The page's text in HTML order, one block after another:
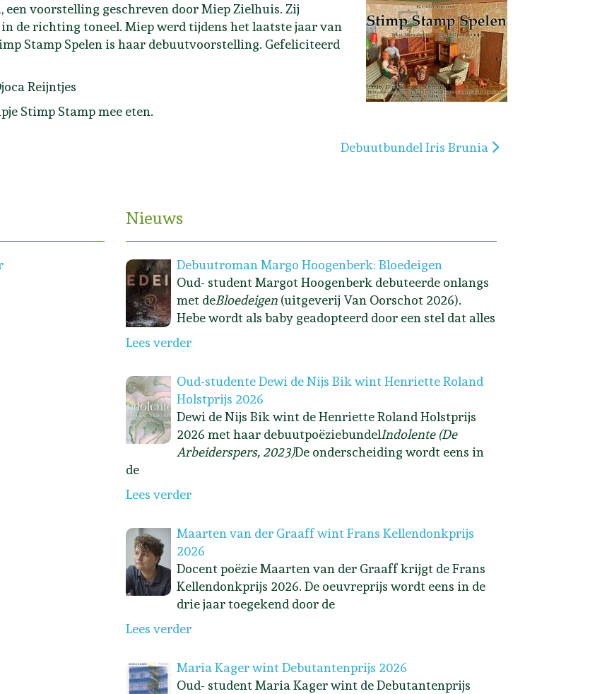
voorstelling geschreven door Miep Zielhuis. Zij
de richting toneel. Miep werd tijdens het laatste jaar van
Stamp Spelen is haar debuutvoorstelling. Gefeliciteerd
Reijntjes
Stimp Stamp mee eten.
Volgende artikel: Debuutbundel Iris Brunia
Debuutbundel Iris Brunia
Nieuws
Debuutroman Margo Hoogenberk: Bloedeigen
Oud- student Margot Hoogenberk debuteerde onlangs
met deBloedeigen (uitgeverij Van Oorschot 2026).
Hebe wordt als baby geadopteerd door een stel dat alles
Lees verder
Oud-studente Dewi de Nijs Bik wint Henriette Roland
Holstprijs 2026
Dewi de Nijs Bik wint de Henriette Roland Holstprijs
2026 met haar debuutpoëziebundelIndolente (De
Arbeiderspers, 2023)De onderscheiding wordt eens in
de
Lees verder
Maarten van der Graaff wint Frans Kellendonkprijs
2026
Docent poëzie Maarten van der Graaff krijgt de Frans
Kellendonkprijs 2026. De oeuvreprijs wordt eens in de
drie jaar toegekend door de
Lees verder
Maria Kager wint Debutantenprijs 2026
Oud- student Maria Kager wint de Debutantenprijs